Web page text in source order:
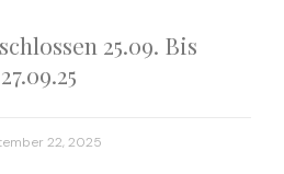
25.09. Bis
27.09.25
22, 2025